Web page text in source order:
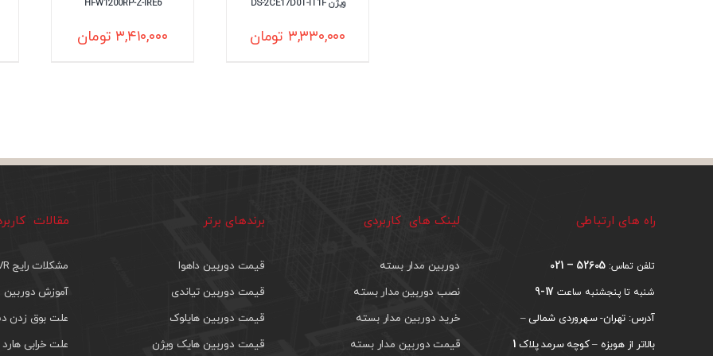
۳,۳۳۰,۰۰۰ تومان ۳,۴۱۰,۰۰۰ تومان
راه های ارتباطی
تلفن تماس: 52605 – 021
شنبه تا پنجشنبه ساعت 17-9
آدرس: تهران- سهروردی شمالی –
بالاتر از هویزه – کوچه سرمد پلاک 1
لینک های کاربردی
دوربین مدار بسته
نصب دوربین مدار بسته
خرید دوربین مدار بسته
قیمت دوربین مدار بسته
برندهای برتر
قیمت دوربین داهوا
قیمت دوربین تیاندی
قیمت دوربین هایلوک
قیمت دوربین هایک ویژن
مقالات
مشکلات رایج DVR
آموزش دوربین
علت بوق زدن
علت خرابی